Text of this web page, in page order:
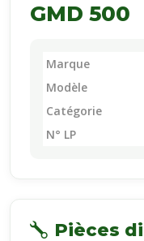
GMD 500
Marque
Modèle
Catégorie
N° LP
Pièces